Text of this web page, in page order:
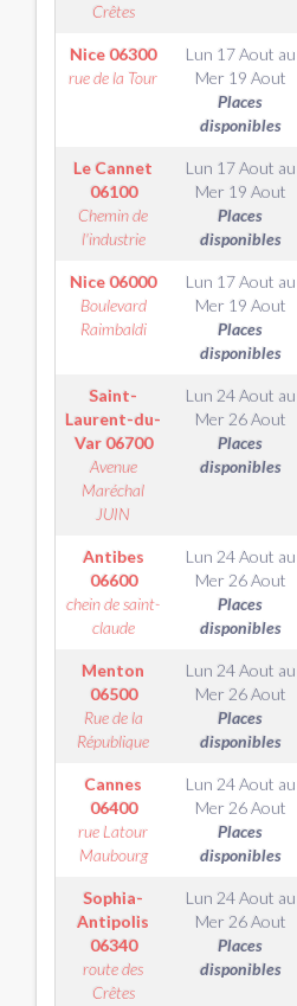
Crêtes
Nice 06300
rue de la Tour
Lun 17 Aout au
Mer 19 Aout
Places
disponibles
Le Cannet
06100
Chemin de
l'industrie
Lun 17 Aout au
Mer 19 Aout
Places
disponibles
Nice 06000
Boulevard
Raimbaldi
Lun 17 Aout au
Mer 19 Aout
Places
disponibles
Saint-
Laurent-du-
Var 06700
Avenue
Maréchal
JUIN
Lun 24 Aout au
Mer 26 Aout
Places
disponibles
Antibes
06600
chein de saint-
claude
Lun 24 Aout au
Mer 26 Aout
Places
disponibles
Menton
06500
Rue de la
République
Lun 24 Aout au
Mer 26 Aout
Places
disponibles
Cannes
06400
rue Latour
Maubourg
Lun 24 Aout au
Mer 26 Aout
Places
disponibles
Sophia-
Antipolis
06340
route des
Crêtes
Lun 24 Aout au
Mer 26 Aout
Places
disponibles